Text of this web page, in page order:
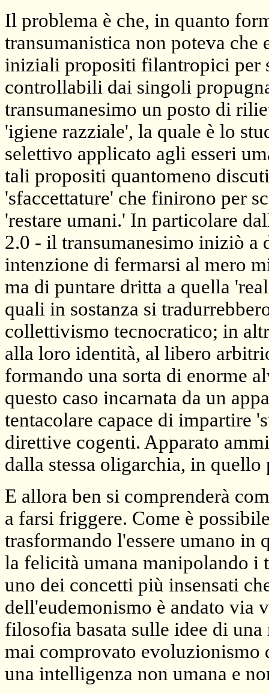
Il problema è che, in quanto
transumanistica non poteva che
iniziali propositi filantropici per
controllabili dai singoli
transumanesimo un posto di
'igiene razziale', la quale è lo
selettivo applicato agli esseri
tali propositi quantomeno
'sfaccettature' che finirono per
'restare umani.' In particolare
2.0 - il transumanesimo iniziò a
intenzione di fermarsi al mero
ma di puntare dritta a quella
quali in sostanza si
collettivismo tecnocratico; in
alla loro identità, al libero
formando una sorta di enorme
questo caso incarnata da un
tentacolare capace di impartire
direttive cogenti. Apparato
dalla stessa oligarchia, in
E allora ben si comprenderà
a farsi friggere. Come è
trasformando l'essere umano in
la felicità umana manipolando i
uno dei concetti più insensati
dell'eudemonismo è andato via
filosofia basata sulle idee di
mai comprovato evoluzionismo
una intelligenza non umana e